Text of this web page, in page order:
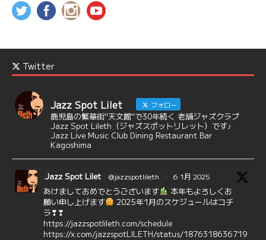
Twitter
Jazz Spot Lilet フォロー
鹿児島の繁華街"天文館"で30年続く 老舗ジャズクラブ
Jazz Spot Lileth（ジャズスポットリレット）です♪
Jazz Live Music Club Dining Restaurant Bar
Kagoshima
Jazz Spot Lilet @jazzspotlileth · 6 1月 2025
あけましておめでとうございます
本年もよろしくお
願い申し上げます
2025年1月のスケジュールはコチ
ラ❣❣
https://jazzspotlileth.com/schedule
https://x.com/jazzspotLILETH/status/1876318636719